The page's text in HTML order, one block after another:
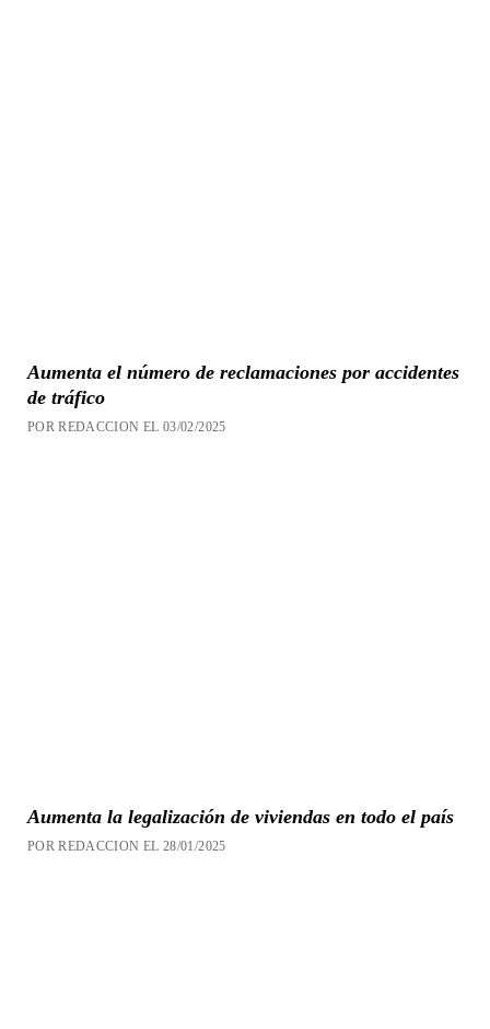
Aumenta el número de reclamaciones por accidentes
de tráfico
POR REDACCION EL 03/02/2025
Aumenta la legalización de viviendas en todo el país
POR REDACCION EL 28/01/2025